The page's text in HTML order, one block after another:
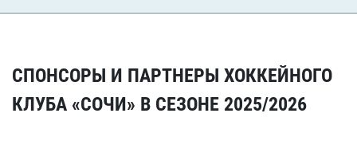
СПОНСОРЫ И ПАРТНЕРЫ ХОККЕЙНОГО
КЛУБА «СОЧИ» В СЕЗОНЕ 2025/2026